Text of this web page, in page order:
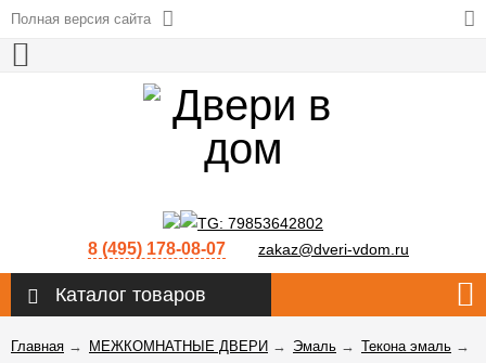
Полная версия сайта
8 (495) 178-08-07 zakaz@dveri-vdom.ru
Каталог товаров
Главная → МЕЖКОМНАТНЫЕ ДВЕРИ → Эмаль → Текона эмаль →